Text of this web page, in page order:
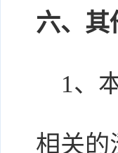
六、其
1、
相关的